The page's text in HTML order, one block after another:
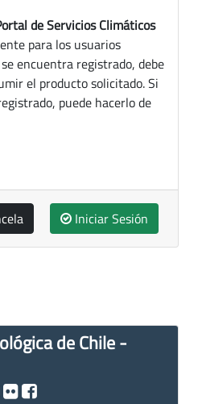
de Servicios Climáticos
para los usuarios
encuentra registrado, debe
el producto solicitado. Si
puede hacerlo de
Iniciar Sesión
de Chile -